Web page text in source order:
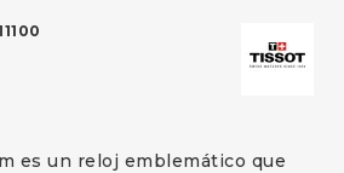
es un reloj emblemático que